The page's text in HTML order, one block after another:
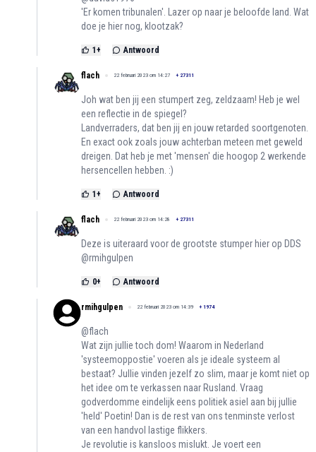
'Er komen tribunalen'. Lazer op naar je beloofde land. Wat
doe je hier nog, klootzak?
1 + Antwoord
flach 22 februari 2023 om 14:27 + 27311
Joh wat ben jij een stumpert zeg, zeldzaam! Heb je wel
een reflectie in de spiegel?
Landverraders, dat ben jij en jouw retarded soortgenoten.
En exact ook zoals jouw achterban meteen met geweld
dreigen. Dat heb je met 'mensen' die hoogop 2 werkende
hersencellen hebben. :)
1 + Antwoord
flach 22 februari 2023 om 14:28 + 27311
Deze is uiteraard voor de grootste stumper hier op DDS
@rmihgulpen
0+ Antwoord
rmihgulpen 22 februari 2023 om 14:39 + 1974
@flach
Wat zijn jullie toch dom! Waarom in Nederland
'systeemoppostie' voeren als je ideale systeem al
bestaat? Jullie vinden jezelf zo slim, maar je komt niet op
het idee om te verkassen naar Rusland. Vraag
godverdomme eindelijk eens politiek asiel aan bij jullie
'held' Poetin! Dan is de rest van ons tenminste verlost
van een handvol lastige flikkers.
Je revolutie is kansloos mislukt. Je voert een